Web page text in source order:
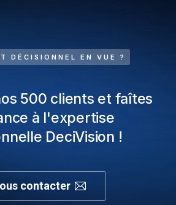
DÉCISIONNEL EN VUE ?
500 clients et faîtes
à l'expertise
DeciVision !
contacter